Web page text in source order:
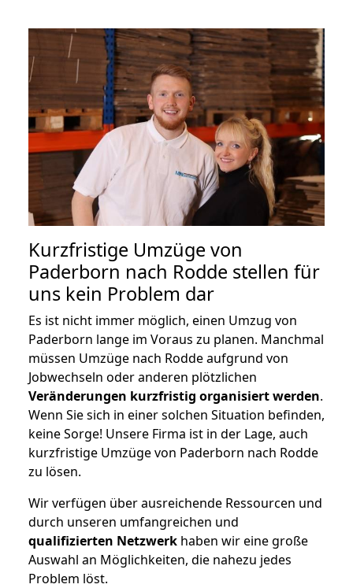
Kurzfristige Umzüge von
Paderborn nach Rodde stellen für
uns kein Problem dar
Es ist nicht immer möglich, einen Umzug von
Paderborn lange im Voraus zu planen. Manchmal
müssen Umzüge nach Rodde aufgrund von
Jobwechseln oder anderen plötzlichen
Veränderungen kurzfristig organisiert werden.
Wenn Sie sich in einer solchen Situation befinden,
keine Sorge! Unsere Firma ist in der Lage, auch
kurzfristige Umzüge von Paderborn nach Rodde
zu lösen.
Wir verfügen über ausreichende Ressourcen und
durch unseren umfangreichen und
qualifizierten Netzwerk haben wir eine große
Auswahl an Möglichkeiten, die nahezu jedes
Problem löst.